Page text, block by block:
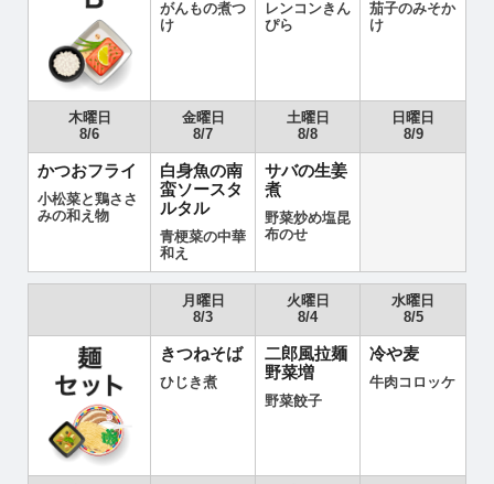
がんもの煮つ
け
レンコンきん
ぴら
茄子のみそか
け
木曜日
8/6
金曜日
8/7
土曜日
8/8
日曜日
8/9
かつおフライ
小松菜と鶏ささ
みの和え物
白身魚の南
蛮ソースタ
ルタル
青梗菜の中華
和え
サバの生姜
煮
野菜炒め塩昆
布のせ
月曜日
8/3
火曜日
8/4
水曜日
8/5
きつねそば
ひじき煮
二郎風拉麺
野菜増
野菜餃子
冷や麦
牛肉コロッケ